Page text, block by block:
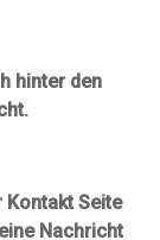
hinter den
Kontakt Seite
Nachricht